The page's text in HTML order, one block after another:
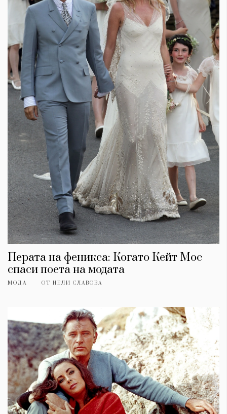
Перата на феникса: Когато Кейт Мос
спаси поета на модата
МОДА ОТ НЕЛИ СЛАВОВА